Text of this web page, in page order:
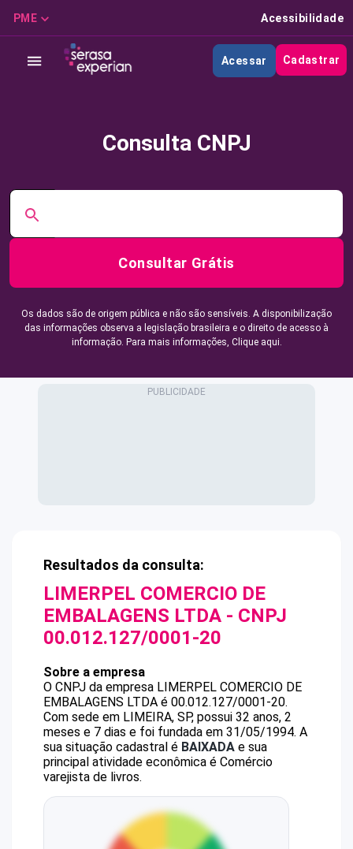
PME Acessibilidade
Acessar Cadastrar
Consulta CNPJ
Consultar Grátis
Os dados são de origem pública e não são sensíveis. A disponibilização
das informações observa a legislação brasileira e o direito de acesso à
informação. Para mais informações, Clique aqui.
Resultados da consulta:
LIMERPEL COMERCIO DE
EMBALAGENS LTDA - CNPJ
00.012.127/0001-20
Sobre a empresa
O CNPJ da empresa LIMERPEL COMERCIO DE
EMBALAGENS LTDA é 00.012.127/0001-20.
Com sede em LIMEIRA, SP, possui 32 anos, 2
meses e 7 dias e foi fundada em 31/05/1994. A
sua situação cadastral é BAIXADA e sua
principal atividade econômica é Comércio
varejista de livros.